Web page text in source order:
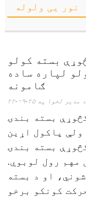
نور یی ولوله
بسته کولو
لپاره ساده
ګامونه
د مدیر لخوا په ۲۵-۰۹-۲۲
بسته بندۍ
پاکول اړین
بسته بندۍ
مهم رول لوبوي.
او د بسته
کونکو برخو